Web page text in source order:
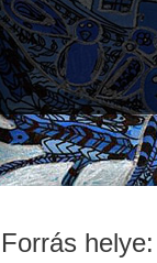
Forrás